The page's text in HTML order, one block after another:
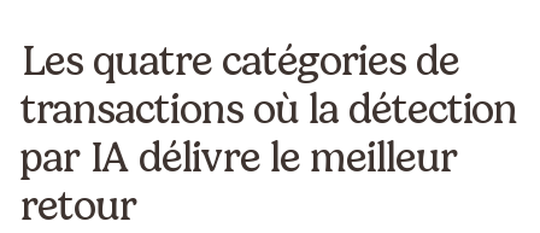
Les quatre catégories de
transactions où la détection
par IA délivre le meilleur
retour